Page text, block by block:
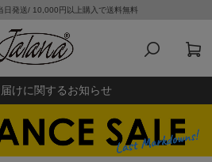
日発送/ 10,000円以上購入で送料無料
けに関するお知らせ